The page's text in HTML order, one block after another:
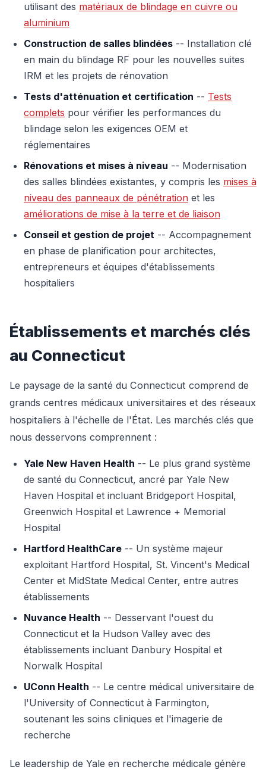
utilisant des matériaux de blindage en cuivre ou
aluminium
Construction de salles blindées -- Installation clé
en main du blindage RF pour les nouvelles suites
IRM et les projets de rénovation
Tests d'atténuation et certification -- Tests
complets pour vérifier les performances du
blindage selon les exigences OEM et
réglementaires
Rénovations et mises à niveau -- Modernisation
des salles blindées existantes, y compris les mises à
niveau des panneaux de pénétration et les
améliorations de mise à la terre et de liaison
Conseil et gestion de projet -- Accompagnement
en phase de planification pour architectes,
entrepreneurs et équipes d'établissements
hospitaliers
Établissements et marchés clés
au Connecticut
Le paysage de la santé du Connecticut comprend de
grands centres médicaux universitaires et des réseaux
hospitaliers à l'échelle de l'État. Les marchés clés que
nous desservons comprennent :
Yale New Haven Health -- Le plus grand système
de santé du Connecticut, ancré par Yale New
Haven Hospital et incluant Bridgeport Hospital,
Greenwich Hospital et Lawrence + Memorial
Hospital
Hartford HealthCare -- Un système majeur
exploitant Hartford Hospital, St. Vincent's Medical
Center et MidState Medical Center, entre autres
établissements
Nuvance Health -- Desservant l'ouest du
Connecticut et la Hudson Valley avec des
établissements incluant Danbury Hospital et
Norwalk Hospital
UConn Health -- Le centre médical universitaire de
l'University of Connecticut à Farmington,
soutenant les soins cliniques et l'imagerie de
recherche
Le leadership de Yale en recherche médicale génère